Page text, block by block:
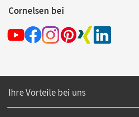
Cornelsen bei
Ihre Vorteile bei uns